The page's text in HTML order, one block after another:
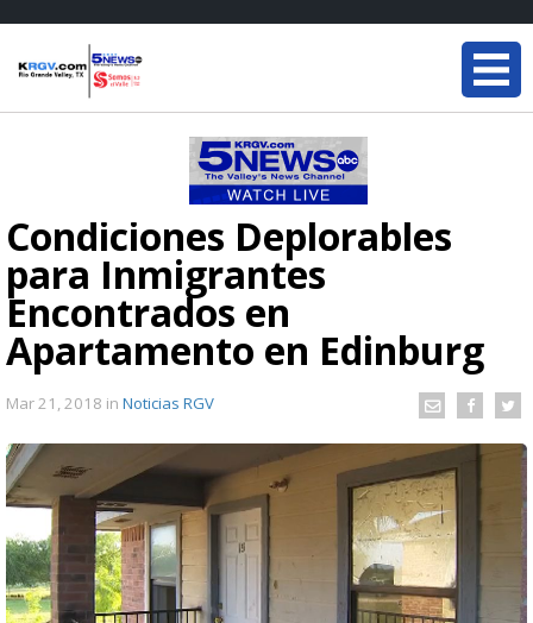
Condiciones Deplorables
para Inmigrantes
Encontrados en
Apartamento en Edinburg
Mar 21, 2018 in Noticias RGV